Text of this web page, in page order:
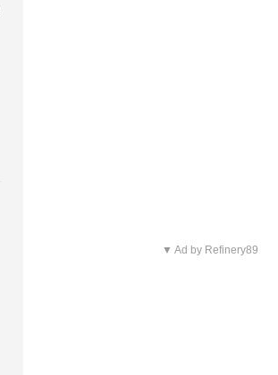
▼ Ad by Refinery89